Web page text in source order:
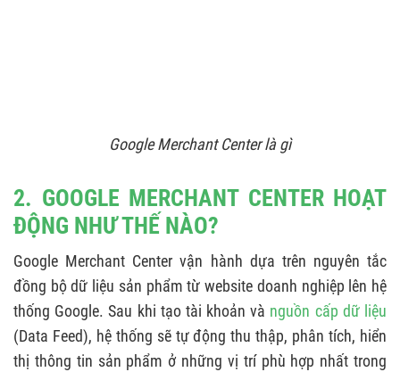
Google Merchant Center là gì
2. GOOGLE MERCHANT CENTER HOẠT
ĐỘNG NHƯ THẾ NÀO?
Google Merchant Center vận hành dựa trên nguyên tắc
đồng bộ dữ liệu sản phẩm từ website doanh nghiệp lên hệ
thống Google. Sau khi tạo tài khoản và nguồn cấp dữ liệu
(Data Feed), hệ thống sẽ tự động thu thập, phân tích, hiển
thị thông tin sản phẩm ở những vị trí phù hợp nhất trong